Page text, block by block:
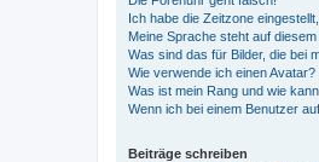
Ich habe die Zeitzone
Meine Sprache steht auf
Was sind das für Bilder, die bei
Wie verwende ich einen Avatar?
Was ist mein Rang und wie
Wenn ich bei einem Benutzer
Beiträge schreiben